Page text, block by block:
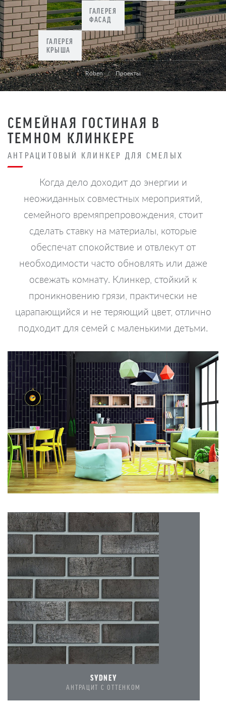
ГАЛЕРЕЯ
КРЫША
ГАЛЕРЕЯ
ФАСАД
Röben Проекты
СЕМЕЙНАЯ ГОСТИНАЯ В
ТЕМНОМ КЛИНКЕРЕ
АНТРАЦИТОВЫЙ КЛИНКЕР ДЛЯ СМЕЛЫХ
Когда дело доходит до энергии и
неожиданных совместных мероприятий,
семейного времяпрепровождения, стоит
сделать ставку на материалы, которые
обеспечат спокойствие и отвлекут от
необходимости часто обновлять или даже
освежать комнату. Клинкер, стойкий к
проникновению грязи, практически не
царапающийся и не теряющий цвет, отлично
подходит для семей с маленькими детьми.
SYDNEY
AНТРАЦИТ С ОТТЕНКОМ